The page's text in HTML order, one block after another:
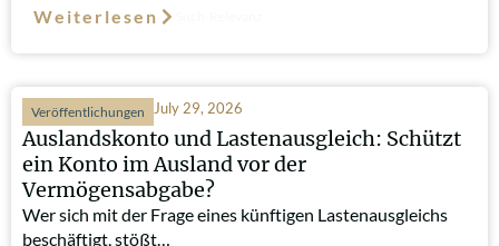
Weiterlesen
Veröffentlichungen July 29, 2026
Auslandskonto und Lastenausgleich: Schützt
ein Konto im Ausland vor der
Vermögensabgabe?
Wer sich mit der Frage eines künftigen Lastenausgleichs
beschäftigt, stößt…